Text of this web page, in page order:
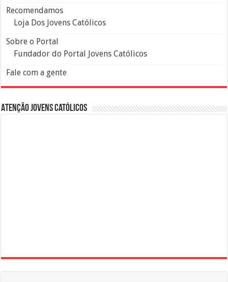
Recomendamos
Loja Dos Jovens Católicos
Sobre o Portal
Fundador do Portal Jovens Católicos
Fale com a gente
Atenção Jovens Católicos